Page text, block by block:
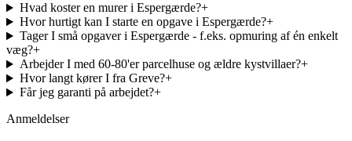
Hvad koster en murer i Espergærde?+
Hvor hurtigt kan I starte en opgave i Espergærde?+
Tager I små opgaver i Espergærde - f.eks. opmuring af én enkelt
væg?+
Arbejder I med 60-80'er parcelhuse og ældre kystvillaer?+
Hvor langt kører I fra Greve?+
Får jeg garanti på arbejdet?+
Anmeldelser